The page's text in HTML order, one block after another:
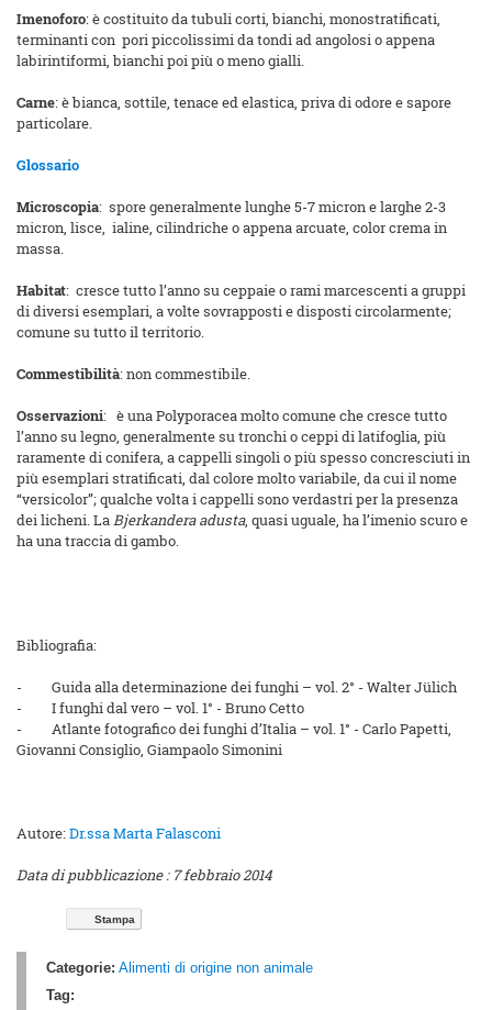
Imenoforo: è costituito da tubuli corti, bianchi, monostratificati,
terminanti con pori piccolissimi da tondi ad angolosi o appena
labirintiformi, bianchi poi più o meno gialli.
Carne: è bianca, sottile, tenace ed elastica, priva di odore e sapore
particolare.
Glossario
Microscopia: spore generalmente lunghe 5-7 micron e larghe 2-3
micron, lisce, ialine, cilindriche o appena arcuate, color crema in
massa.
Habitat: cresce tutto l’anno su ceppaie o rami marcescenti a gruppi
di diversi esemplari, a volte sovrapposti e disposti circolarmente;
comune su tutto il territorio.
Commestibilità: non commestibile.
Osservazioni: è una Polyporacea molto comune che cresce tutto
l’anno su legno, generalmente su tronchi o ceppi di latifoglia, più
raramente di conifera, a cappelli singoli o più spesso concresciuti in
più esemplari stratificati, dal colore molto variabile, da cui il nome
“versicolor”; qualche volta i cappelli sono verdastri per la presenza
dei licheni. LaBjerkandera adusta, quasi uguale, ha l’imenio scuro e
ha una traccia di gambo.
Bibliografia:
-
Guida alla determinazione dei funghi – vol. 2° - Walter Jülich
-
I funghi dal vero – vol. 1° - Bruno Cetto
-
Atlante fotografico dei funghi d’Italia – vol. 1° - Carlo Papetti,
Giovanni Consiglio, Giampaolo Simonini
Autore:Dr.ssa Marta Falasconi
Data di pubblicazione : 7 febbraio 2014
Stampa
Categorie: Alimenti di origine non animale
Tag: